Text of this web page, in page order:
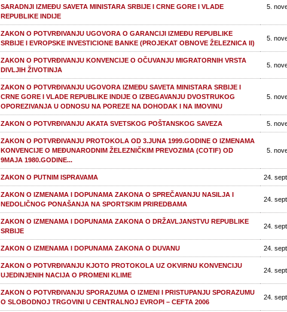
SARADNJI IZMEĐU SAVETA MINISTARA SRBIJE I CRNE GORE I VLADE
REPUBLIKE INDIJE
5.
ZAKON O POTVRĐIVANJU UGOVORA O GARANCIJI IZMEĐU REPUBLIKE
SRBIJE I EVROPSKE INVESTICIONE BANKE (PROJEKAT OBNOVE ŽELEZNICA II)
5.
ZAKON O POTVRĐIVANJU KONVENCIJE O OČUVANJU MIGRATORNIH VRSTA
DIVLJIH ŽIVOTINJA
5.
ZAKON O POTVRĐIVANJU UGOVORA IZMEĐU SAVETA MINISTARA SRBIJE I
CRNE GORE I VLADE REPUBLIKE INDIJE O IZBEGAVANJU DVOSTRUKOG
OPOREZIVANJA U ODNOSU NA POREZE NA DOHODAK I NA IMOVINU
5.
ZAKON O POTVRĐIVANJU AKATA SVETSKOG POŠTANSKOG SAVEZA 5.
ZAKON O POTVRĐIVANJU PROTOKOLA OD 3.JUNA 1999.GODINE O IZMENAMA
KONVENCIJE O MEĐUNARODNIM ŽELEZNIČKIM PREVOZIMA (COTIF) OD
9MAJA 1980.GODINE...
5.
ZAKON O PUTNIM ISPRAVAMA 24.
ZAKON O IZMENAMA I DOPUNAMA ZAKONA O SPREČAVANJU NASILJA I
NEDOLIČNOG PONAŠANJA NA SPORTSKIM PRIREDBAMA
24.
ZAKON O IZMENAMA I DOPUNAMA ZAKONA O DRŽAVLJANSTVU REPUBLIKE
SRBIJE
24.
ZAKON O IZMENAMA I DOPUNAMA ZAKONA O DUVANU 24.
ZAKON O POTVRĐIVANJU KJOTO PROTOKOLA UZ OKVIRNU KONVENCIJU
UJEDINJENIH NACIJA O PROMENI KLIME
24.
ZAKON O POTVRĐIVANJU SPORAZUMA O IZMENI I PRISTUPANJU SPORAZUMU
O SLOBODNOJ TRGOVINI U CENTRALNOJ EVROPI – CEFTA 2006
24.